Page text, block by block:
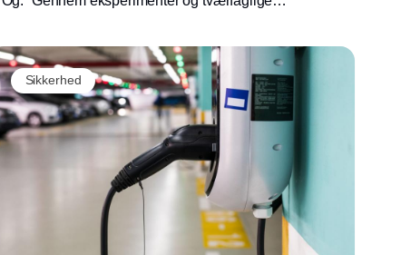
anvendelige resultater, der kan lede til radikalt
nye bæredygtige veje for byggeriet”.
Sikkerhed